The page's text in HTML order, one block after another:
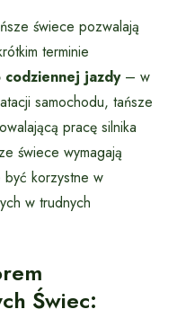
świece pozwalają
terminie
jazdy– w
samochodu, tańsze
pracę silnika
świece wymagają
być korzystne w
w trudnych
Świec: